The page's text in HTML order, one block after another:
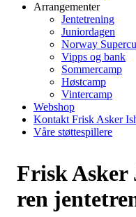
Arrangementer
Jentetrening
Juniordagen
Norway
Vipps og bank
Sommercamp
Høstcamp
Vintercamp
Webshop
Kontakt Frisk Asker
Våre støttespillere
Frisk Asker
ren